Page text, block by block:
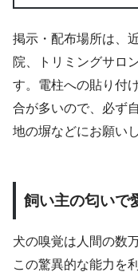
掲示・配布場所は、
院、トリミングサロ
す。電柱への貼り付
合が多いので、必ず
地の塀などにお願い
飼い主の匂いで
犬の嗅覚は人間の数
この驚異的な能力を